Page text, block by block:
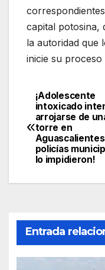
capital potosina,
la autoridad que
inicie su proceso
de
entradas
¡Adolescente
intoxicado
arrojarse de
torre en
policías
lo impidieron!
Entrada